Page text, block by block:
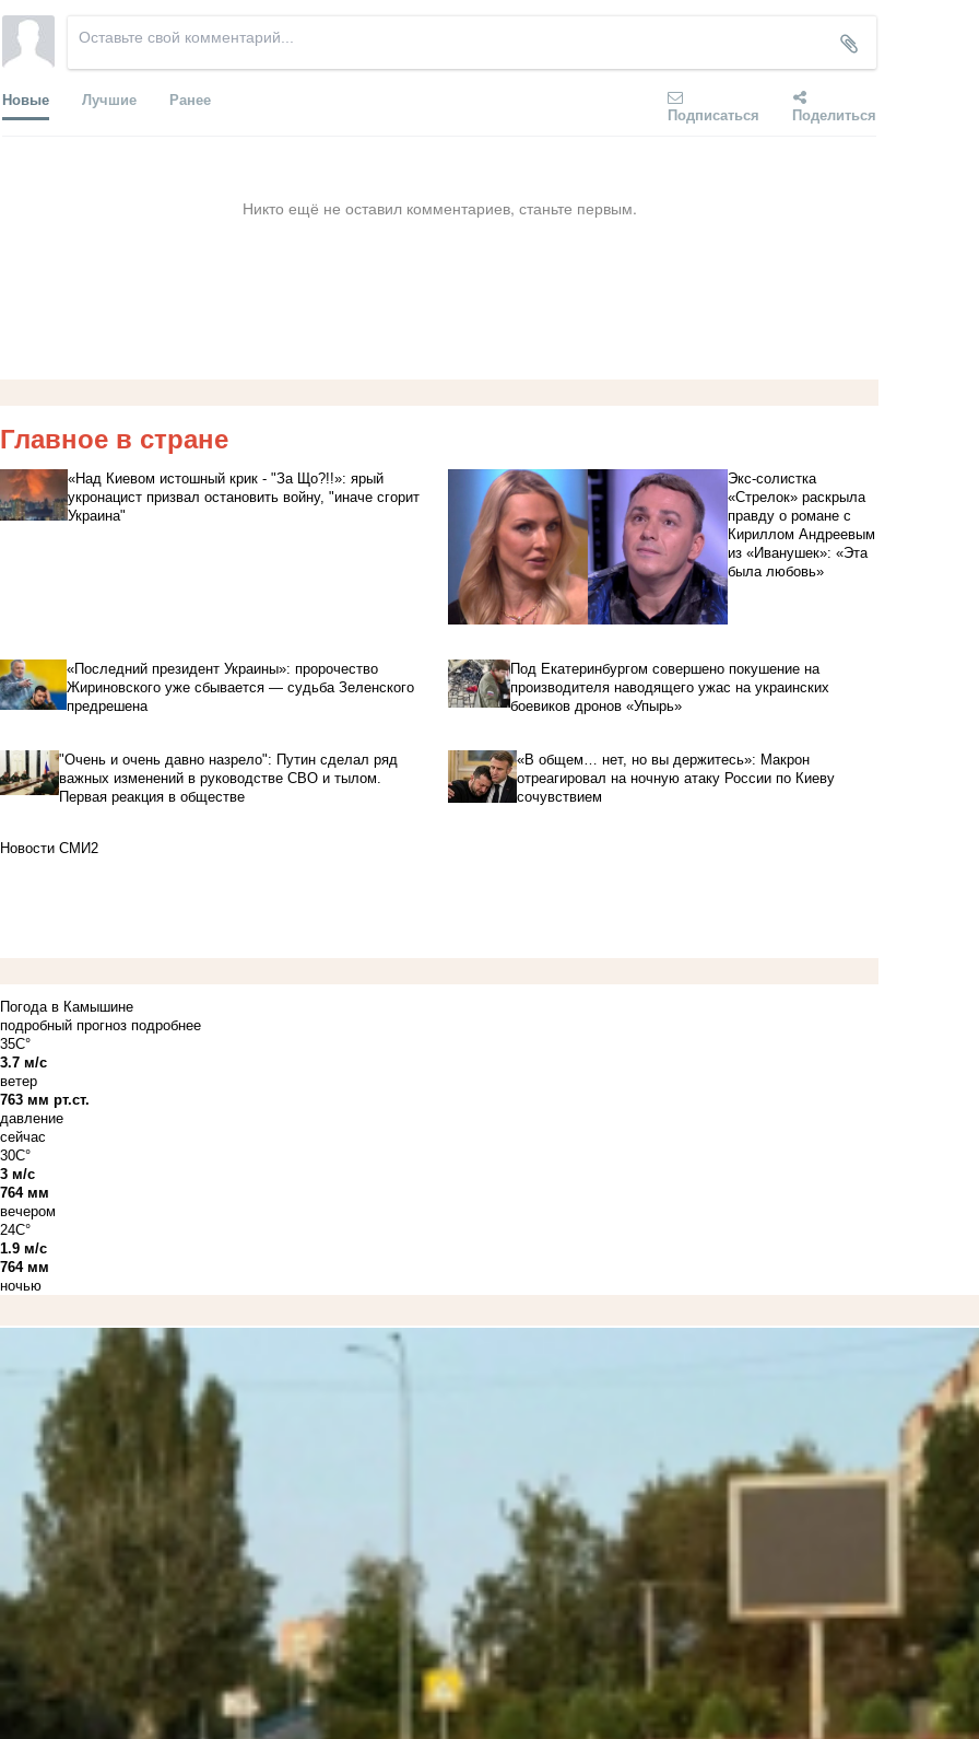
Новые Лучшие Ранее
Подписаться Поделиться
Никто ещё не оставил комментариев, станьте первым.
Главное в стране
«Над Киевом истошный крик - "За Що?!!»: ярый
укронацист призвал остановить войну, "иначе сгорит
Украина"
Экс-солистка
«Стрелок» раскрыла
правду о романе с
Кириллом Андреевым
из «Иванушек»: «Эта
была любовь»
«Последний президент Украины»: пророчество
Жириновского уже сбывается — судьба Зеленского
предрешена
Под Екатеринбургом совершено покушение на
производителя наводящего ужас на украинских
боевиков дронов «Упырь»
"Очень и очень давно назрело": Путин сделал ряд
важных изменений в руководстве СВО и тылом.
Первая реакция в обществе
«В общем… нет, но вы держитесь»: Макрон
отреагировал на ночную атаку России по Киеву
сочувствием
Новости СМИ2
Погода в Камышине
подробный прогноз подробнее
35C°
3.7 м/с
ветер
763 мм рт.ст.
давление
сейчас
30C°
3 м/с
764 мм
вечером
24C°
1.9 м/с
764 мм
ночью